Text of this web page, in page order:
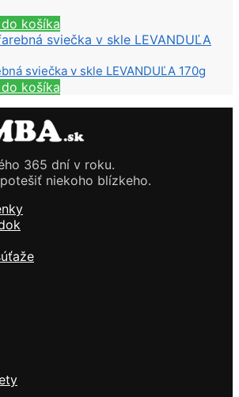
košíka
sviečka v skle LEVANDUĽA 170g
košíka
365 dní v roku.
niekoho blízkeho.